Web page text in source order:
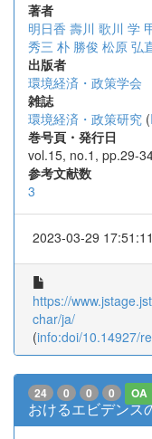
著者
明日香 壽川 歌川 学
秀三 朴 勝俊 松原 弘
出版者
環境経済・政策学会
雑誌
環境経済・政策研究 (
巻号頁・発行日
vol.15, no.1, pp.29-
参考文献数
3
2023-03-29 17:51:11
https://
char/ja/
(info:doi/10.14927/
24 0 0 0 OA
おけるエビデン